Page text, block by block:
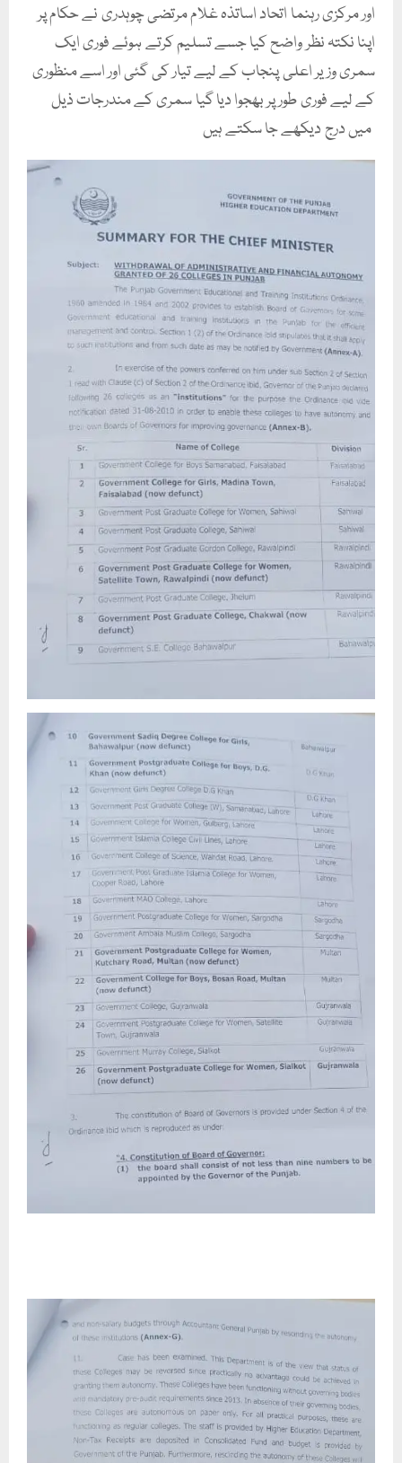
اور مرکزی رہنما اتحاد اساتذہ غلام مرتضی چوہدری نے حکام پر
اپنا نکتہ نظر واضح کیا جسے تسلیم کرتے ہوئے فوری ایک
سمری وزیر اعلی پنجاب کے لیے تیار کی گئی اور اسے منظوری
کے لیے فوری طور پر بھجوا دیا گیا سمری کے مندرجات ذیل
میں درج دیکھے جا سکتے ہیں